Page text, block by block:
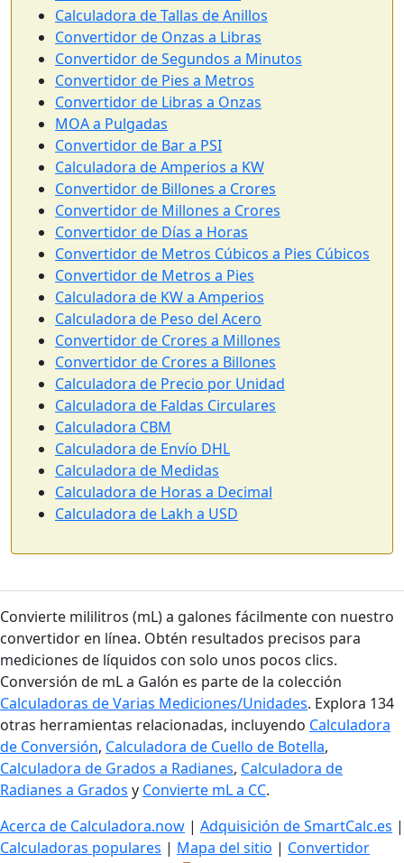
Calculadora de Tallas de Anillos
Convertidor de Onzas a Libras
Convertidor de Segundos a Minutos
Convertidor de Pies a Metros
Convertidor de Libras a Onzas
MOA a Pulgadas
Convertidor de Bar a PSI
Calculadora de Amperios a KW
Convertidor de Billones a Crores
Convertidor de Millones a Crores
Convertidor de Días a Horas
Convertidor de Metros Cúbicos a Pies Cúbicos
Convertidor de Metros a Pies
Calculadora de KW a Amperios
Calculadora de Peso del Acero
Convertidor de Crores a Millones
Convertidor de Crores a Billones
Calculadora de Precio por Unidad
Calculadora de Faldas Circulares
Calculadora CBM
Calculadora de Envío DHL
Calculadora de Medidas
Calculadora de Horas a Decimal
Calculadora de Lakh a USD
Convierte mililitros (mL) a galones fácilmente con nuestro
convertidor en línea. Obtén resultados precisos para
mediciones de líquidos con solo unos pocos clics.
Conversión de mL a Galón es parte de la colección
Calculadoras de Varias Mediciones/Unidades. Explora 134
otras herramientas relacionadas, incluyendo Calculadora
de Conversión, Calculadora de Cuello de Botella,
Calculadora de Grados a Radianes, Calculadora de
Radianes a Grados y Convierte mL a CC.
Acerca de Calculadora.now | Adquisición de SmartCalc.es |
Calculadoras populares | Mapa del sitio | Convertidor